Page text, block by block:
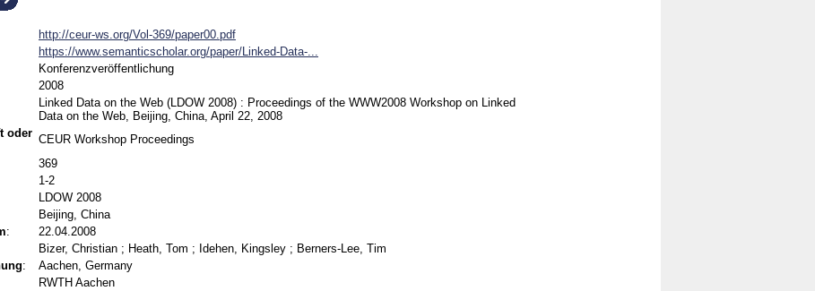
http://ceur-ws.org/Vol-369/paper00.pdf
https://www.semanticscholar.org/paper/Linked-Data-...
Konferenzveröffentlichung
2008
Linked Data on the Web (LDOW 2008) : Proceedings of the WWW2008 Workshop on Linked
Data on the Web, Beijing, China, April 22, 2008
oder CEUR Workshop Proceedings
369
1-2
LDOW 2008
Beijing, China
:
22.04.2008
Bizer, Christian ; Heath, Tom ; Idehen, Kingsley ; Berners-Lee, Tim
:
Aachen, Germany
RWTH Aachen